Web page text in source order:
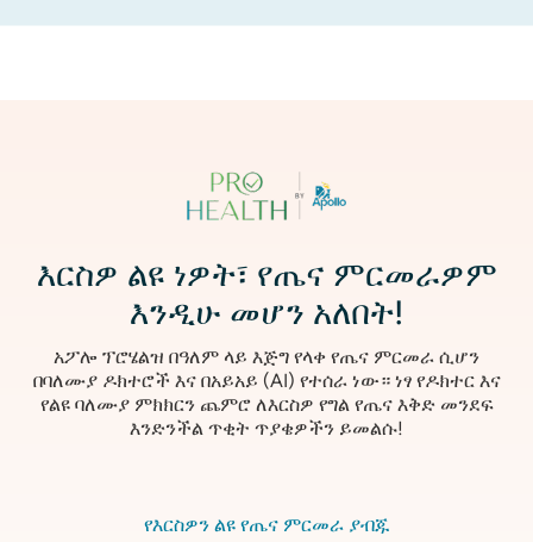
እርስዎ ልዩ ነዎት፣ የጤና ምርመራዎም
እንዲሁ መሆን አለበት!
አፖሎ ፕሮሄልዝ በዓለም ላይ እጅግ የላቀ የጤና ምርመራ ሲሆን
በባለሙያ ዶክተሮች እና በአይአይ (AI) የተሰራ ነው። ነፃ የዶክተር እና
የልዩ ባለሙያ ምክክርን ጨምሮ ለእርስዎ የግል የጤና እቅድ መንደፍ
እንድንችል ጥቂት ጥያቄዎችን ይመልሱ!
የእርስዎን ልዩ የጤና ምርመራ ያብጁ